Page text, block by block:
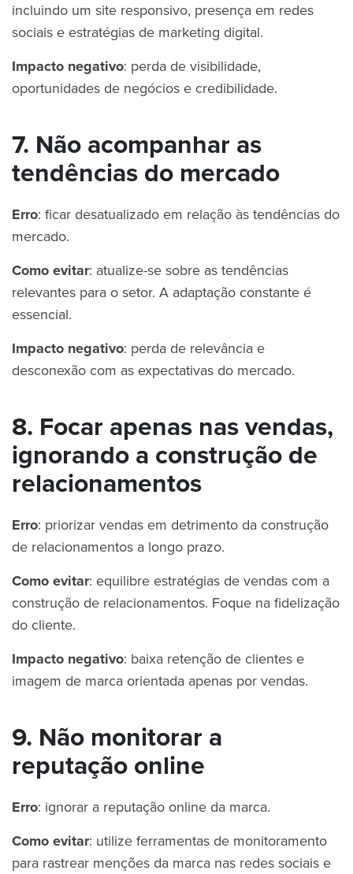
incluindo um site responsivo, presença em redes
sociais e estratégias de marketing digital.
Impacto negativo: perda de visibilidade,
oportunidades de negócios e credibilidade.
7. Não acompanhar as
tendências do mercado
Erro: ficar desatualizado em relação às tendências do
mercado.
Como evitar: atualize-se sobre as tendências
relevantes para o setor. A adaptação constante é
essencial.
Impacto negativo: perda de relevância e
desconexão com as expectativas do mercado.
8. Focar apenas nas vendas,
ignorando a construção de
relacionamentos
Erro: priorizar vendas em detrimento da construção
de relacionamentos a longo prazo.
Como evitar: equilibre estratégias de vendas com a
construção de relacionamentos. Foque na fidelização
do cliente.
Impacto negativo: baixa retenção de clientes e
imagem de marca orientada apenas por vendas.
9. Não monitorar a
reputação online
Erro: ignorar a reputação online da marca.
Como evitar: utilize ferramentas de monitoramento
para rastrear menções da marca nas redes sociais e